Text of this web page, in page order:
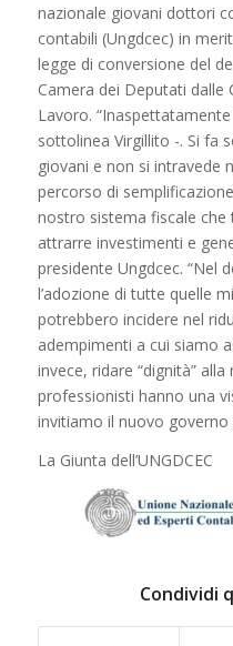
nazionale giovani dottori
contabili (Ungdcec) in
legge di conversione del
Camera dei Deputati dalle
Lavoro.
sottolinea Virgillito -. Si fa
giovani e non si intravede
percorso di
nostro sistema fiscale che
attrarre investimenti e
presidente Ungdcec. “Nel
l’adozione di tutte quelle
potrebbero incidere nel
adempimenti a cui siamo
invece, ridare “dignità”
professionisti hanno una
invitiamo il nuovo governo
La Giunta dell’UNGDCEC
Condividi